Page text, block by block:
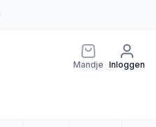
Mandje Inloggen